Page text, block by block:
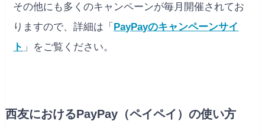
その他にも多くのキャンペーンが毎月開催されてお
りますので、詳細は「 PayPayのキャンペーンサイ
ト 」をご覧ください。
西友におけるPayPay（ペイペイ）の使い方